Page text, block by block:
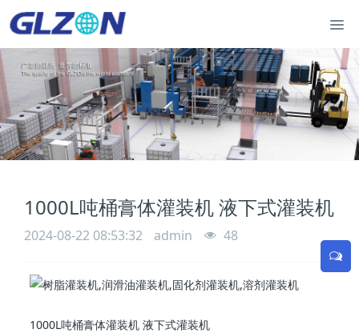
1000L吨桶膏体灌装机 液下式灌装机
2024-08-22 08:53:32 admin 48
1000L吨桶膏体灌装机 液下式灌装机